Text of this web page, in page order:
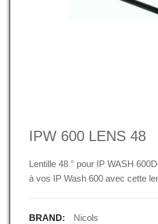
IPW 600 LENS 48
Lentille 48 ° pour IP WASH
à vos IP Wash 600 avec cette
BRAND:
Nicols